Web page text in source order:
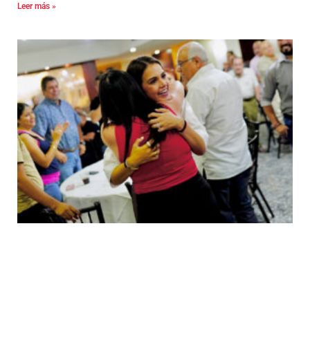
Leer más »